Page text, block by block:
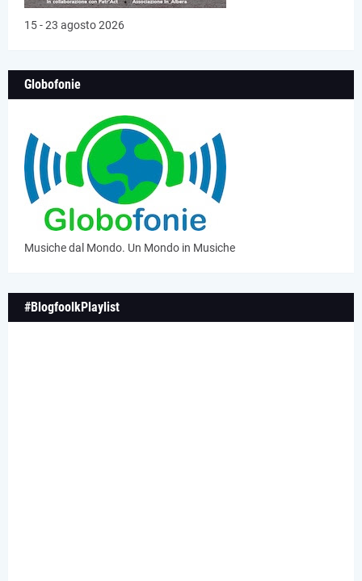
15 - 23 agosto 2026
Globofonie
Musiche dal Mondo. Un Mondo in Musiche
#BlogfoolkPlaylist